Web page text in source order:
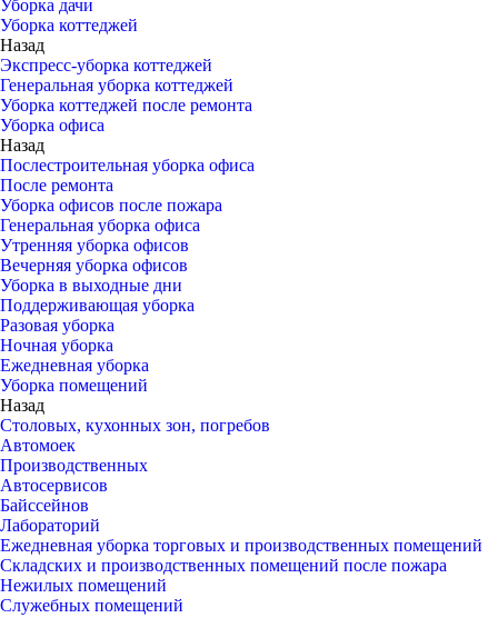
Уборка дачи
Уборка коттеджей
Назад
Экспресс-уборка коттеджей
Генеральная уборка коттеджей
Уборка коттеджей после ремонта
Уборка офиса
Назад
Послестроительная уборка офиса
После ремонта
Уборка офисов после пожара
Генеральная уборка офиса
Утренняя уборка офисов
Вечерняя уборка офисов
Уборка в выходные дни
Поддерживающая уборка
Разовая уборка
Ночная уборка
Ежедневная уборка
Уборка помещений
Назад
Столовых, кухонных зон, погребов
Автомоек
Производственных
Автосервисов
Байссейнов
Лабораторий
Ежедневная уборка торговых и производственных помещений
Складских и производственных помещений после пожара
Нежилых помещений
Служебных помещений